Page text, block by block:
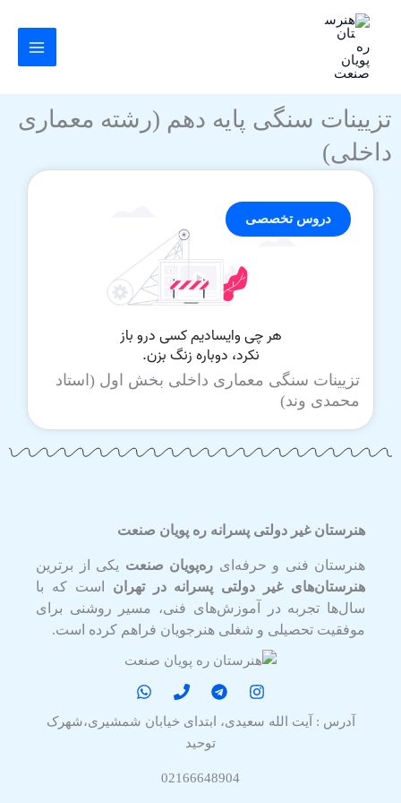
تزیینات سنگی پایه دهم (رشته معماری
داخلی)
تزیینات سنگی معماری داخلی بخش اول (استاد
محمدی وند)
دروس تخصصی
هنرستان غیر دولتی پسرانه ره پویان صنعت
هنرستان فنی و حرفه‌ای ره‌پویان صنعت یکی از برترین
هنرستان‌های غیر دولتی پسرانه در تهران است که با
سال‌ها تجربه در آموزش‌های فنی، مسیر روشنی برای
موفقیت تحصیلی و شغلی هنرجویان فراهم کرده است.
آدرس : آیت الله سعیدی، ابتدای خیابان شمشیری،شهرک
توحید
02166648904